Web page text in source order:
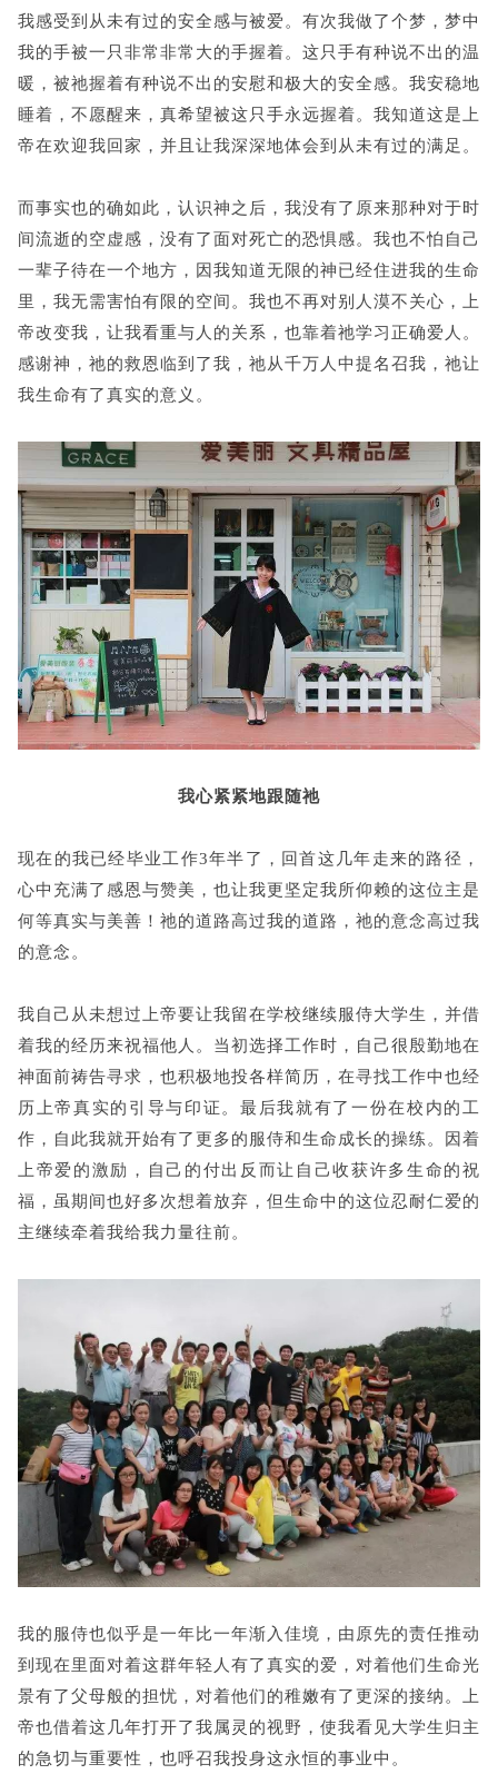
我感受到从未有过的安全感与被爱。有次我做了个梦，梦中
我的手被一只非常非常大的手握着。这只手有种说不出的温
暖，被祂握着有种说不出的安慰和极大的安全感。我安稳地
睡着，不愿醒来，真希望被这只手永远握着。我知道这是上
帝在欢迎我回家，并且让我深深地体会到从未有过的满足。
而事实也的确如此，认识神之后，我没有了原来那种对于时
间流逝的空虚感，没有了面对死亡的恐惧感。我也不怕自己
一辈子待在一个地方，因我知道无限的神已经住进我的生命
里，我无需害怕有限的空间。我也不再对别人漠不关心，上
帝改变我，让我看重与人的关系，也靠着祂学习正确爱人。
感谢神，祂的救恩临到了我，祂从千万人中提名召我，祂让
我生命有了真实的意义。
我心紧紧地跟随祂
现在的我已经毕业工作3年半了，回首这几年走来的路径，
心中充满了感恩与赞美，也让我更坚定我所仰赖的这位主是
何等真实与美善！祂的道路高过我的道路，祂的意念高过我
的意念。
我自己从未想过上帝要让我留在学校继续服侍大学生，并借
着我的经历来祝福他人。当初选择工作时，自己很殷勤地在
神面前祷告寻求，也积极地投各样简历，在寻找工作中也经
历上帝真实的引导与印证。最后我就有了一份在校内的工
作，自此我就开始有了更多的服侍和生命成长的操练。因着
上帝爱的激励，自己的付出反而让自己收获许多生命的祝
福，虽期间也好多次想着放弃，但生命中的这位忍耐仁爱的
主继续牵着我给我力量往前。
我的服侍也似乎是一年比一年渐入佳境，由原先的责任推动
到现在里面对着这群年轻人有了真实的爱，对着他们生命光
景有了父母般的担忧，对着他们的稚嫩有了更深的接纳。上
帝也借着这几年打开了我属灵的视野，使我看见大学生归主
的急切与重要性，也呼召我投身这永恒的事业中。